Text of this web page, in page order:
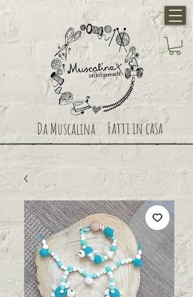
Da Muscalina Fatti in casa